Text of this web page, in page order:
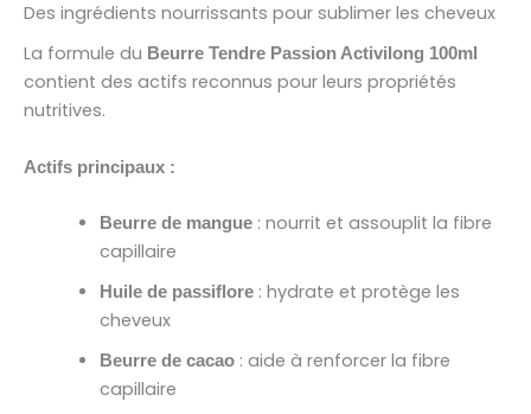
Des ingrédients nourrissants pour sublimer les cheveux
La formule du Beurre Tendre Passion Activilong 100ml
contient des actifs reconnus pour leurs propriétés
nutritives.
Actifs principaux :
Beurre de mangue: nourrit et assouplit la fibre
capillaire
Huile de passiflore: hydrate et protège les
cheveux
Beurre de cacao: aide à renforcer la fibre
capillaire